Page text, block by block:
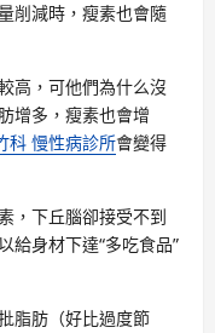
削減時，瘦素也會隨
高，可他們為什么沒
增多，瘦素也會增
科 慢性病診所會變得
，下丘腦卻接受不到
給身材下達“多吃食品”
脂肪（好比過度節